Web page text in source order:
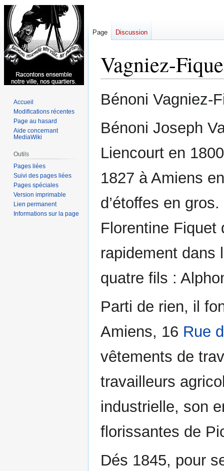
Vagniez-
Aller
à
navigation
Aller
à
recherche
Bénoni Vagniez-
Bénoni Joseph
Liencourt en
1827 à Amiens
d’étoffes en
Florentine Fiquet
rapidement dans
quatre fils :
Parti de rien, il
Amiens, 16 Rue
vêtements de
travailleurs
industrielle, son
florissantes de
Dés 1845, pour
Page Discussion
Accueil
Modifications récentes
Page au hasard
Aide concernant
MediaWiki
Outils
Pages liées
Suivi des pages liées
Pages spéciales
Version imprimable
Lien permanent
Informations sur la page